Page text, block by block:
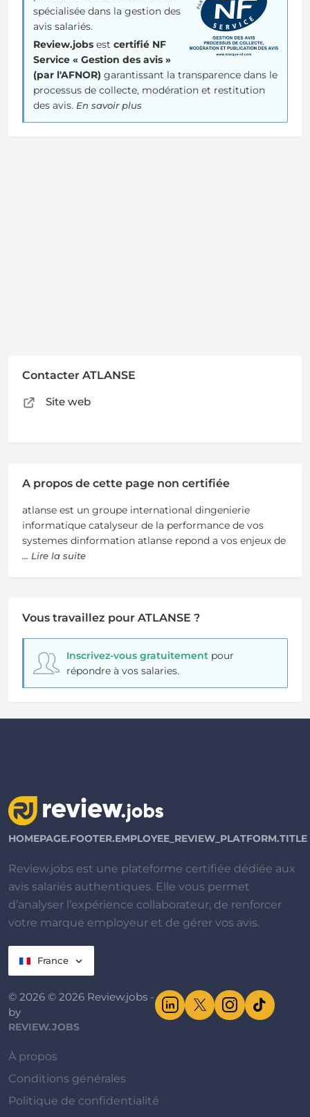
spécialisée dans la gestion des
avis salariés.
Review.jobs est certifié NF
Service « Gestion des avis »
(par l'AFNOR) garantissant la transparence dans le
processus de collecte, modération et restitution
des avis. En savoir plus
Contacter ATLANSE
Site web
A propos de cette page non certifiée
atlanse est un groupe international dingenierie
informatique catalyseur de la performance de vos
systemes dinformation atlanse repond a vos enjeux de
... Lire la suite
Vous travaillez pour ATLANSE ?
Inscrivez-vous gratuitementpour
répondre à vos salaries.
HOMEPAGE.FOOTER.EMPLOYEE_REVIEW_PLATFORM.TITLE
Review.jobs est une plateforme certifiée dédiée aux
avis salariés authentiques. Elle vous permet
d’analyser l’expérience collaborateur, de renforcer
votre marque employeur et de gérer vos avis.
France
© 2026 © 2026 Review.jobs -
by
REVIEW.JOBS
À propos
Conditions générales
Politique de confidentialité